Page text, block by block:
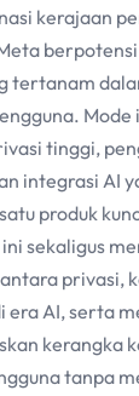
kerajaan
tertanam
tinggi,
integrasiAI
produk
sekaligus
privasi,
eraAI, serta
kerangka
tanpa